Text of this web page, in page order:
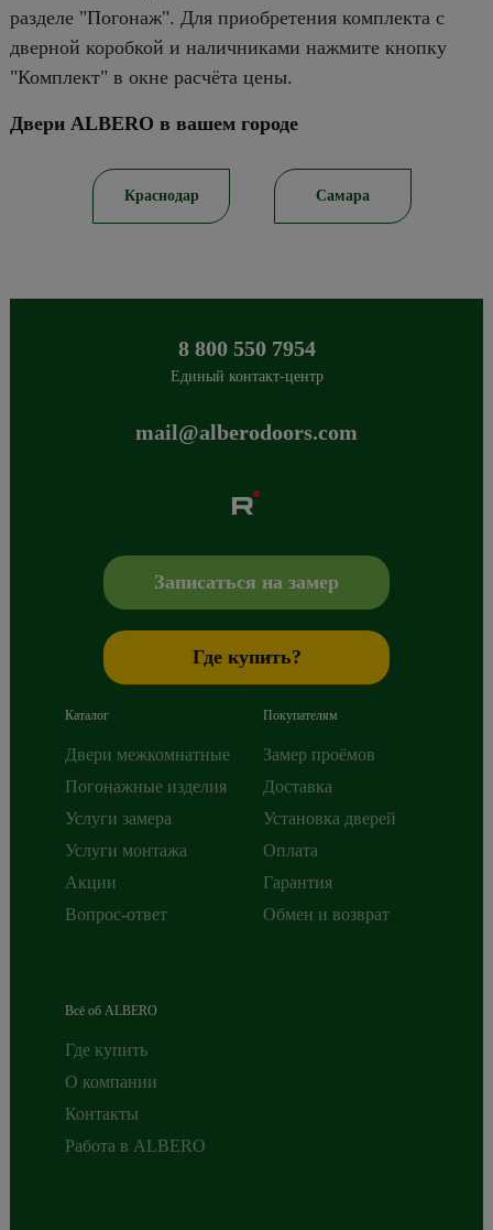
разделе "Погонаж". Для приобретения комплекта с
дверной коробкой и наличниками нажмите кнопку
"Комплект" в окне расчёта цены.
Двери ALBERO в вашем городе
Краснодар Самара
8 800 550 7954
Единый контакт-центр
mail@alberodoors.com
+7 800 765 43 42,mail@alberodoors.com
Записаться на замер
Где купить?
Каталог
Двери межкомнатные
Погонажные изделия
Услуги замера
Услуги монтажа
Акции
Вопрос-ответ
Покупателям
Замер проёмов
Доставка
Установка дверей
Оплата
Гарантия
Обмен и возврат
Всё об ALBERO
Где купить
О компании
Контакты
Работа в ALBERO